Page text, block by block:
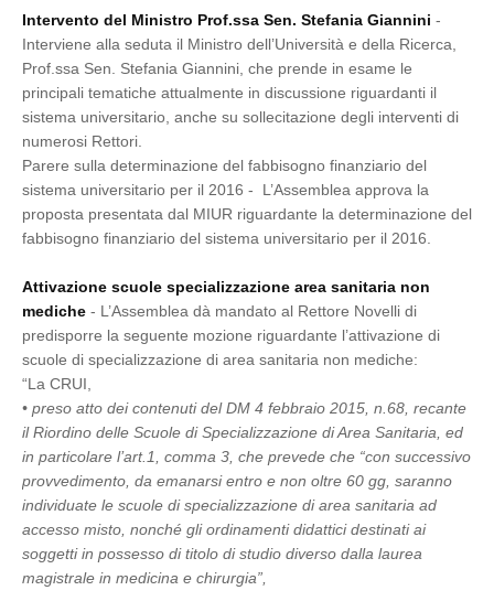
Intervento del Ministro Prof.ssa Sen. Stefania Giannini -
Interviene alla seduta il Ministro dell’Università e della Ricerca,
Prof.ssa Sen. Stefania Giannini, che prende in esame le
principali tematiche attualmente in discussione riguardanti il
sistema universitario, anche su sollecitazione degli interventi di
numerosi Rettori.
Parere sulla determinazione del fabbisogno finanziario del
sistema universitario per il 2016 - L’Assemblea approva la
proposta presentata dal MIUR riguardante la determinazione del
fabbisogno finanziario del sistema universitario per il 2016.
Attivazione scuole specializzazione area sanitaria non
mediche - L’Assemblea dà mandato al Rettore Novelli di
predisporre la seguente mozione riguardante l’attivazione di
scuole di specializzazione di area sanitaria non mediche:
“La CRUI,
• preso atto dei contenuti del DM 4 febbraio 2015, n.68, recante
il Riordino delle Scuole di Specializzazione di Area Sanitaria, ed
in particolare l’art.1, comma 3, che prevede che “con successivo
provvedimento, da emanarsi entro e non oltre 60 gg, saranno
individuate le scuole di specializzazione di area sanitaria ad
accesso misto, nonché gli ordinamenti didattici destinati ai
soggetti in possesso di titolo di studio diverso dalla laurea
magistrale in medicina e chirurgia”,